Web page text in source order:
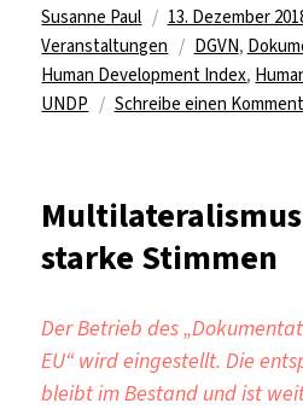
Autor
Susanne Paul
Veröffentlicht
am
13. Dezember
Veranstaltungen
Schlagwörter
DGVN,
Human Development Index,
UNDP
Schreibe einen
starke Stimmen
Der Betrieb des
EU“ wird eingestellt. Die
bleibt im Bestand und ist